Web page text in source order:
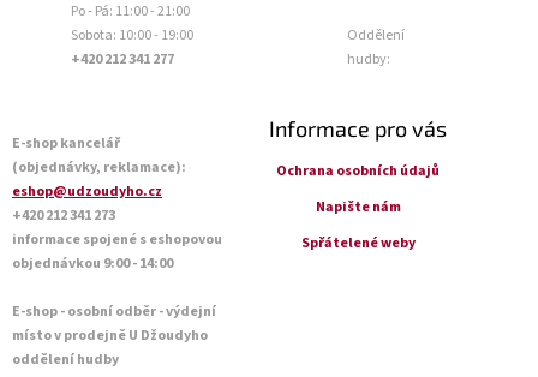
Po - Pá: 11:00 - 21:00
Sobota: 10:00 - 19:00
+420 212 341 277
Oddělení
hudby:
E-shop kancelář
(objednávky, reklamace):
eshop@udzoudyho.cz
+420 212 341 273
informace spojené s eshopovou
objednávkou 9:00 - 14:00
E-shop - osobní odběr - výdejní
místo v prodejně U Džoudyho
oddělení hudby
Informace pro vás
Ochrana osobních údajů
Napište nám
Spřátelené weby